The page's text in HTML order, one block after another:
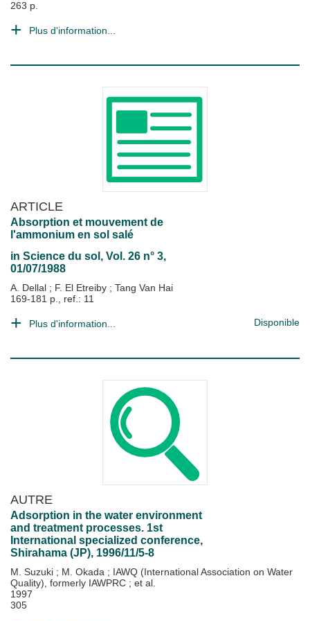
263 p.
Plus d'information...
ARTICLE
Absorption et mouvement de
l'ammonium en sol salé
in Science du sol , Vol. 26 n° 3,
01/07/1988
A. Dellal ; F. El Etreiby ; Tang Van Hai
169-181 p., ref.: 11
Plus d'information... Disponible
AUTRE
Adsorption in the water environment
and treatment processes. 1st
International specialized conference,
Shirahama (JP), 1996/11/5-8
M. Suzuki ; M. Okada ; IAWQ (International Association on Water
Quality), formerly IAWPRC ; et al.
1997
305